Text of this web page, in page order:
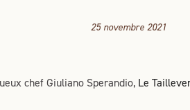
25 novembre 2021
chef Giuliano Sperandio, Le